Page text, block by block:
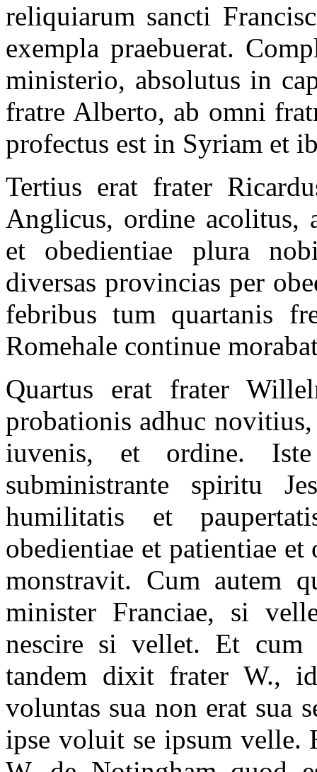
reliquiarum sancti
exempla praebuerat.
ministerio, absolutus in
fratre Alberto, ab omni
profectus est in Syriam et
Tertius erat frater
Anglicus, ordine acolitus,
et obedientiae plura
diversas provincias per
febribus tum quartanis
Romehale continue
Quartus erat frater
probationis adhuc
iuvenis, et ordine.
subministrante spiritu
humilitatis et
obedientiae et patientiae
monstravit. Cum autem
minister Franciae, si
nescire si vellet. Et cum
tandem dixit frater W.,
voluntas sua non erat sua
ipse voluit se ipsum velle.